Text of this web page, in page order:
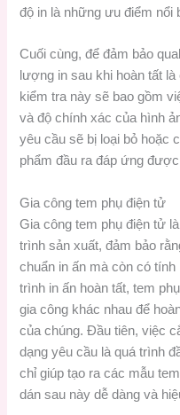
độ in là những ưu điểm nổi
Cuối cùng, để đảm bảo
lượng in sau khi hoàn tất
kiểm tra này sẽ bao gồm
và độ chính xác của hình
yêu cầu sẽ bị loại bỏ hoặc
phẩm đầu ra đáp ứng
Gia công tem phụ điện tử
Gia công tem phụ điện tử
trình sản xuất, đảm bảo
chuẩn in ấn mà còn có
trình in ấn hoàn tất, tem
gia công khác nhau để
của chúng. Đầu tiên, việc
dạng yêu cầu là quá trình
chỉ giúp tạo ra các mẫu
dán sau này dễ dàng và